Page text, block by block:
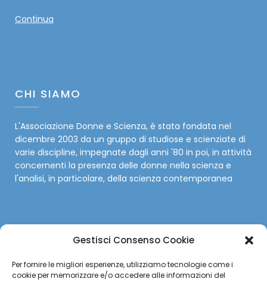
Gestisci Consenso Cookie
Per fornire le migliori esperienze, utilizziamo tecnologie come i
cookie per memorizzare e/o accedere alle informazioni del
Continua
CHI SIAMO
L'Associazione Donne e Scienza, è stata fondata nel
dicembre 2003 da un gruppo di studiose e scienziate di
varie discipline, impegnate dagli anni '80 in poi, in attività
concernenti la presenza delle donne nella scienza e
l'analisi, in particolare, della scienza contemporanea